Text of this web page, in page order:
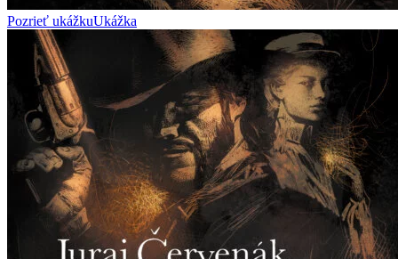
Pozrieť ukážkuUkážka